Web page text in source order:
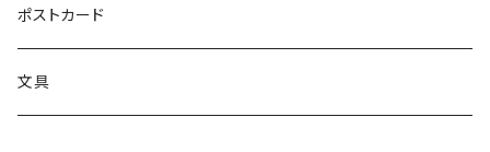
絵画
トートバッグ
サコッシュ
ポストカード
文具